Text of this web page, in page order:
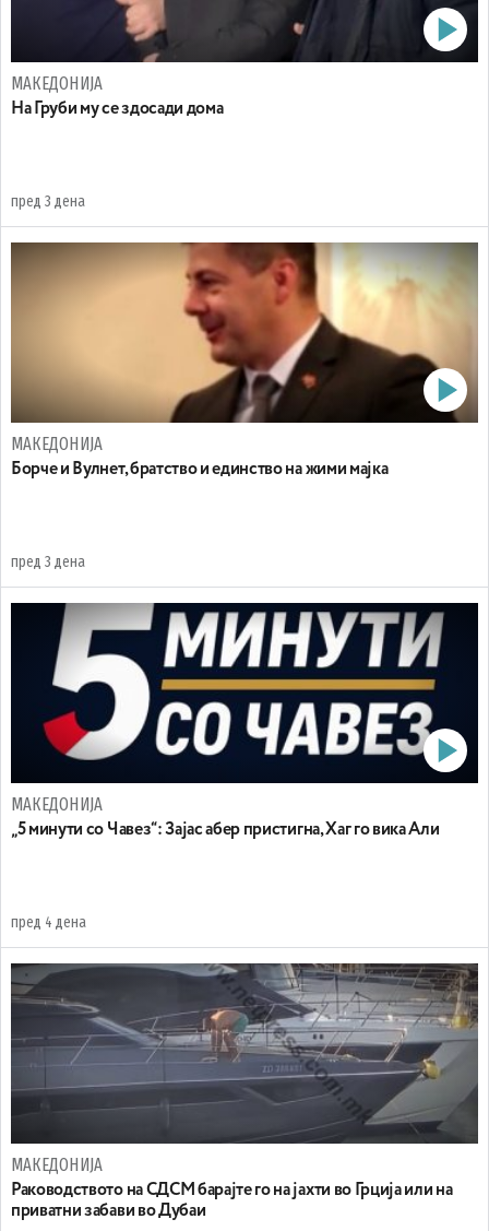
МАКЕДОНИЈА
На Груби му се здосади дома
пред 3 дена
МАКЕДОНИЈА
Борче и Вулнет, братство и единство на жими мајка
пред 3 дена
МАКЕДОНИЈА
„5 минути со Чавез“: Зајас абер пристигна, Хаг го вика Али
пред 4 дена
МАКЕДОНИЈА
Раководството на СДСМ барајте го на јахти во Грција или на
приватни забави во Дубаи